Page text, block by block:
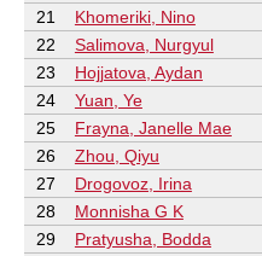
21
Khomeriki, Nino
22
Salimova, Nurgyul
23
Hojjatova, Aydan
24
Yuan, Ye
25
Frayna, Janelle Mae
26
Zhou, Qiyu
27
Drogovoz, Irina
28
Monnisha G K
29
Pratyusha, Bodda